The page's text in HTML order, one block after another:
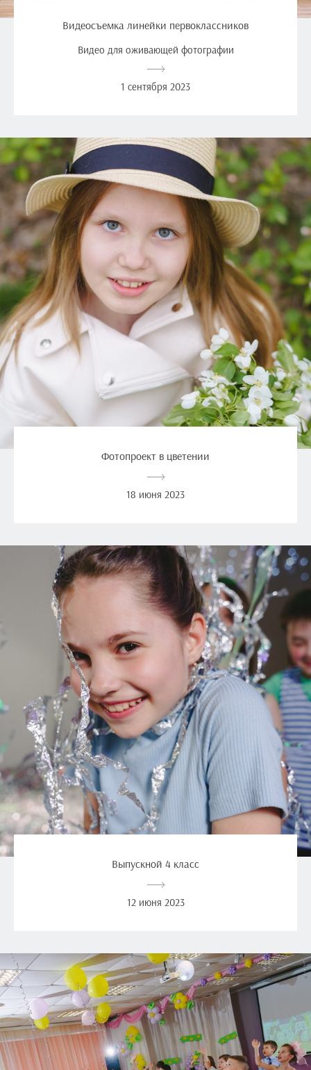
Видеосъемка линейки первоклассников
Видео для оживающей фотографии
1 сентября 2023
Фотопроект в цветении
18 июня 2023
Выпускной 4 класс
12 июня 2023